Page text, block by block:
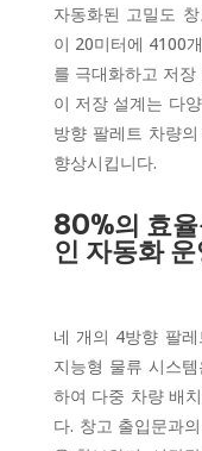
자동화된 고밀도
이 20미터에 4100
를 극대화하고 저
이 저장 설계는 다
방향 팔레트 차량
향상시킵니다.
80%의 효율
인 자동화 운
네 개의 4방향 팔
지능형 물류 시스
하여 다중 차량 배
다. 창고 출입문과